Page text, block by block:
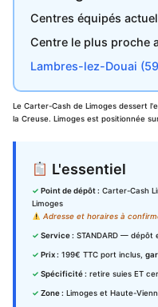
Centres équipés
Centre le plus proche
Lambres-lez-Douai
Le Carter-Cash de Limoges dessert
la Creuse. Limoges est positionnée
L'essentiel
Point de dépôt : Carter-Cash
Limoges
Adresse et horaires à
Service : STANDARD — dépôt
Prix : 199€ TTC port inclus,
Spécificité : retire suies ET
Zone : Limoges et Haute-